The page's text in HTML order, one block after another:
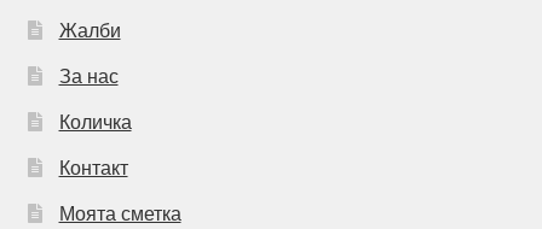
Жалби
За нас
Количка
Контакт
Моята сметка